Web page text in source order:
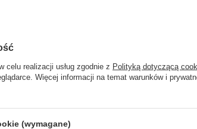
celu realizacji usług zgodnie z Polityką dotyczącą
Więcej informacji na temat warunków i
(wymagane)